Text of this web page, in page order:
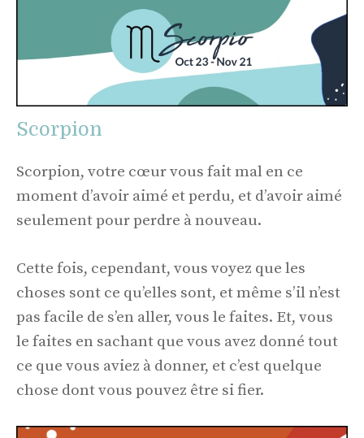
Scorpion
Scorpion, votre cœur vous fait mal en ce
moment d’avoir aimé et perdu, et d’avoir aimé
seulement pour perdre à nouveau.
Cette fois, cependant, vous voyez que les
choses sont ce qu’elles sont, et même s’il n’est
pas facile de s’en aller, vous le faites. Et, vous
le faites en sachant que vous avez donné tout
ce que vous aviez à donner, et c’est quelque
chose dont vous pouvez être si fier.